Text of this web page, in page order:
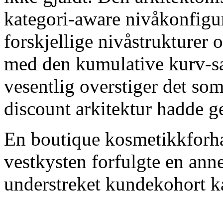
kategori-aware
forskjellige nivåstrukturer
med den kumulative kurv-
vesentlig overstiger det
discount arkitektur hadde
En boutique
vestkysten forfulgte en
understreket kundekohort